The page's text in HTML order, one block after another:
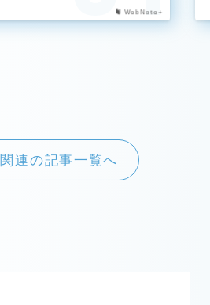
WebNote+
連の記事一覧へ